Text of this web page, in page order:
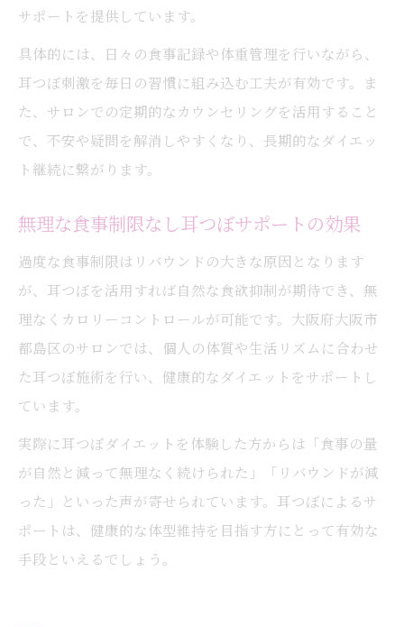
サポートを提供しています。
具体的には、日々の食事記録や体重管理を行いながら、
耳つぼ刺激を毎日の習慣に組み込む工夫が有効です。ま
た、サロンでの定期的なカウンセリングを活用すること
で、不安や疑問を解消しやすくなり、長期的なダイエッ
ト継続に繋がります。
無理な食事制限なし耳つぼサポートの効果
過度な食事制限はリバウンドの大きな原因となります
が、耳つぼを活用すれば自然な食欲抑制が期待でき、無
理なくカロリーコントロールが可能です。大阪府大阪市
都島区のサロンでは、個人の体質や生活リズムに合わせ
た耳つぼ施術を行い、健康的なダイエットをサポートし
ています。
実際に耳つぼダイエットを体験した方からは「食事の量
が自然と減って無理なく続けられた」「リバウンドが減
った」といった声が寄せられています。耳つぼによるサ
ポートは、健康的な体型維持を目指す方にとって有効な
手段といえるでしょう。